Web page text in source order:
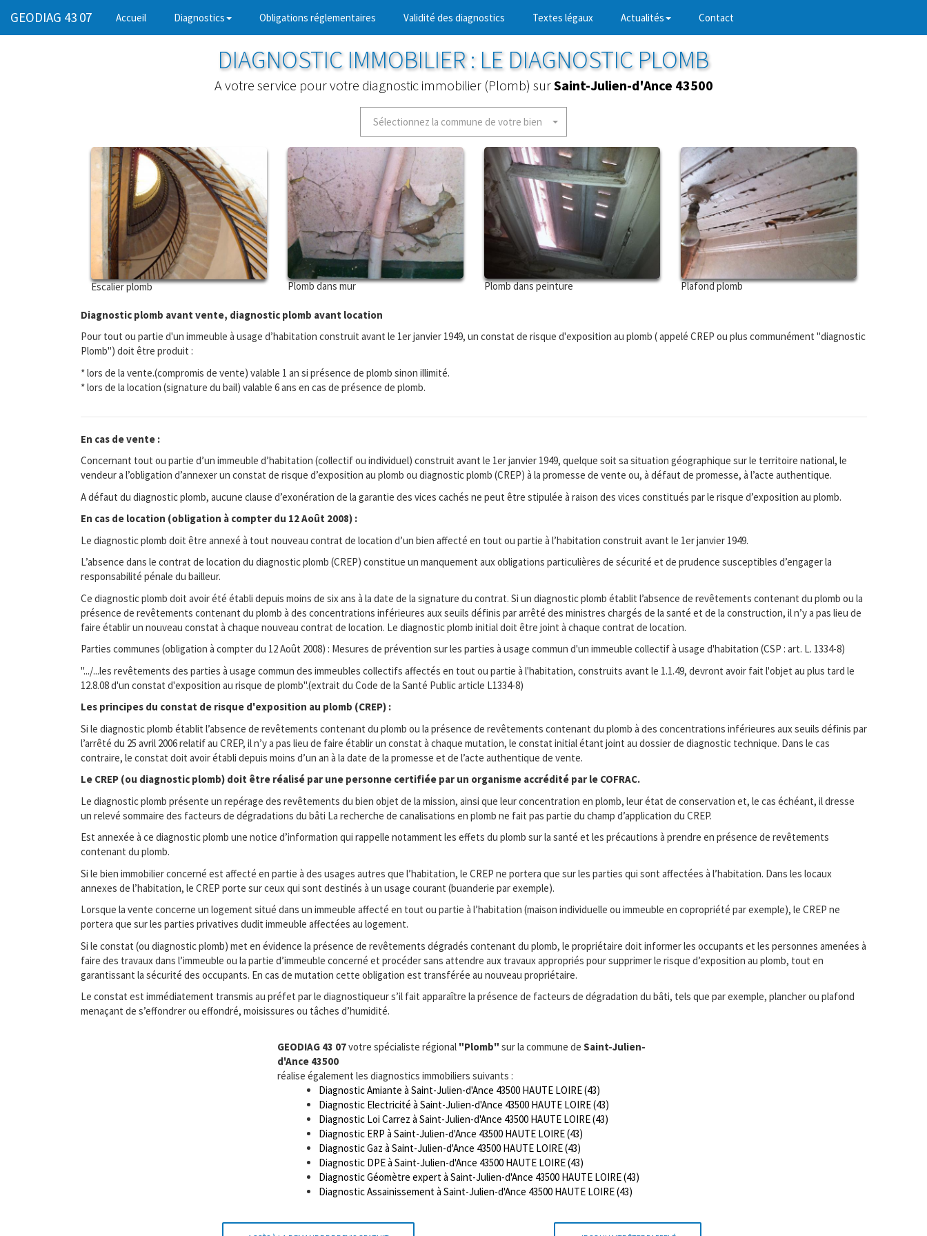
GEODIAG 43 07 Accueil (current)Diagnostics Obligations réglementaires Validité des diagnostics Textes légaux Actualités Contact
DIAGNOSTIC IMMOBILIER : LE DIAGNOSTIC PLOMB
A votre service pour votre diagnostic immobilier (Plomb) surSaint-Julien-d'Ance 43500
Sélectionnez la commune de votre bien
Escalier plomb Plomb dans mur Plomb dans peinture Plafond plomb
Diagnostic plomb avant vente, diagnostic plomb avant location
Pour tout ou partie d'un immeuble à usage d’habitation construit avant le 1er janvier 1949, un constat de risque d'exposition au plomb ( appelé CREP ou plus communément "diagnostic
Plomb") doit être produit :
* lors de la vente.(compromis de vente) valable 1 an si présence de plomb sinon illimité.
* lors de la location (signature du bail) valable 6 ans en cas de présence de plomb.
En cas de vente :
Concernant tout ou partie d’un immeuble d’habitation (collectif ou individuel) construit avant le 1er janvier 1949, quelque soit sa situation géographique sur le territoire national, le
vendeur a l’obligation d’annexer un constat de risque d’exposition au plomb ou diagnostic plomb (CREP) à la promesse de vente ou, à défaut de promesse, à l’acte authentique.
A défaut du diagnostic plomb, aucune clause d’exonération de la garantie des vices cachés ne peut être stipulée à raison des vices constitués par le risque d’exposition au plomb.
En cas de location (obligation à compter du 12 Août 2008) :
Le diagnostic plomb doit être annexé à tout nouveau contrat de location d’un bien affecté en tout ou partie à l’habitation construit avant le 1er janvier 1949.
L’absence dans le contrat de location du diagnostic plomb (CREP) constitue un manquement aux obligations particulières de sécurité et de prudence susceptibles d’engager la
responsabilité pénale du bailleur.
Ce diagnostic plomb doit avoir été établi depuis moins de six ans à la date de la signature du contrat. Si un diagnostic plomb établit l’absence de revêtements contenant du plomb ou la
présence de revêtements contenant du plomb à des concentrations inférieures aux seuils définis par arrêté des ministres chargés de la santé et de la construction, il n’y a pas lieu de
faire établir un nouveau constat à chaque nouveau contrat de location. Le diagnostic plomb initial doit être joint à chaque contrat de location.
Parties communes (obligation à compter du 12 Août 2008) : Mesures de prévention sur les parties à usage commun d'un immeuble collectif à usage d'habitation (CSP : art. L. 1334-8)
".../...les revêtements des parties à usage commun des immeubles collectifs affectés en tout ou partie à l'habitation, construits avant le 1.1.49, devront avoir fait l'objet au plus tard le
12.8.08 d'un constat d'exposition au risque de plomb".(extrait du Code de la Santé Public article L1334-8)
Les principes du constat de risque d'exposition au plomb (CREP) :
Si le diagnostic plomb établit l’absence de revêtements contenant du plomb ou la présence de revêtements contenant du plomb à des concentrations inférieures aux seuils définis par
l’arrêté du 25 avril 2006 relatif au CREP, il n’y a pas lieu de faire établir un constat à chaque mutation, le constat initial étant joint au dossier de diagnostic technique. Dans le cas
contraire, le constat doit avoir établi depuis moins d’un an à la date de la promesse et de l’acte authentique de vente.
Le CREP (ou diagnostic plomb) doit être réalisé par une personne certifiée par un organisme accrédité par le COFRAC.
Le diagnostic plomb présente un repérage des revêtements du bien objet de la mission, ainsi que leur concentration en plomb, leur état de conservation et, le cas échéant, il dresse
un relevé sommaire des facteurs de dégradations du bâti La recherche de canalisations en plomb ne fait pas partie du champ d’application du CREP.
Est annexée à ce diagnostic plomb une notice d’information qui rappelle notamment les effets du plomb sur la santé et les précautions à prendre en présence de revêtements
contenant du plomb.
Si le bien immobilier concerné est affecté en partie à des usages autres que l’habitation, le CREP ne portera que sur les parties qui sont affectées à l’habitation. Dans les locaux
annexes de l’habitation, le CREP porte sur ceux qui sont destinés à un usage courant (buanderie par exemple).
Lorsque la vente concerne un logement situé dans un immeuble affecté en tout ou partie à l’habitation (maison individuelle ou immeuble en copropriété par exemple), le CREP ne
portera que sur les parties privatives dudit immeuble affectées au logement.
Si le constat (ou diagnostic plomb) met en évidence la présence de revêtements dégradés contenant du plomb, le propriétaire doit informer les occupants et les personnes amenées à
faire des travaux dans l’immeuble ou la partie d’immeuble concerné et procéder sans attendre aux travaux appropriés pour supprimer le risque d’exposition au plomb, tout en
garantissant la sécurité des occupants. En cas de mutation cette obligation est transférée au nouveau propriétaire.
Le constat est immédiatement transmis au préfet par le diagnostiqueur s’il fait apparaître la présence de facteurs de dégradation du bâti, tels que par exemple, plancher ou plafond
menaçant de s’effondrer ou effondré, moisissures ou tâches d’humidité.
GEODIAG 43 07votre spécialiste régional "Plomb" sur la commune de Saint-Julien-
d'Ance 43500
réalise également les diagnostics immobiliers suivants :
Diagnostic Amiante à Saint-Julien-d'Ance 43500 HAUTE LOIRE (43)
Diagnostic Electricité à Saint-Julien-d'Ance 43500 HAUTE LOIRE (43)
Diagnostic Loi Carrez à Saint-Julien-d'Ance 43500 HAUTE LOIRE (43)
Diagnostic ERP à Saint-Julien-d'Ance 43500 HAUTE LOIRE (43)
Diagnostic Gaz à Saint-Julien-d'Ance 43500 HAUTE LOIRE (43)
Diagnostic DPE à Saint-Julien-d'Ance 43500 HAUTE LOIRE (43)
Diagnostic Géomètre expert à Saint-Julien-d'Ance 43500 HAUTE LOIRE (43)
Diagnostic Assainissement à Saint-Julien-d'Ance 43500 HAUTE LOIRE (43)